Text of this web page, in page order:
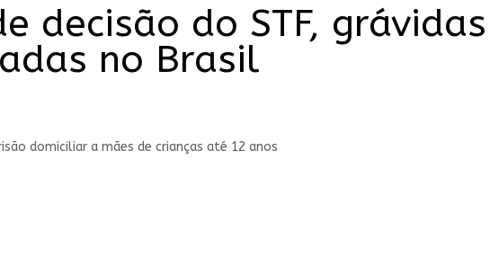
decisão do STF,
no Brasil
domiciliar a mães de crianças até 12 anos